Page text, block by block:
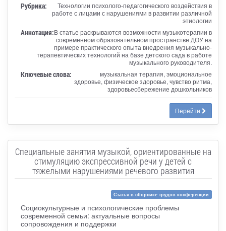
Рубрика:
Технологии психолого-педагогического воздействия в
работе с лицами с нарушениями в развитии различной
этиологии
Аннотация:В статье раскрываются возможности музыкотерапии в
современном образовательном пространстве ДОУ на
примере практического опыта внедрения музыкально-
терапевтических технологий на базе детского сада в работе
музыкального руководителя.
Ключевые слова:
музыкальная терапия, эмоциональное
здоровье, физическое здоровье, чувство ритма,
здоровьесбережение дошкольников
Перейти
Специальные занятия музыкой, ориентированные на
стимуляцию экспрессивной речи у детей с
тяжелыми нарушениями речевого развития
Статья в сборнике трудов конференции
Социокультурные и психологические проблемы
современной семьи: актуальные вопросы
сопровождения и поддержки